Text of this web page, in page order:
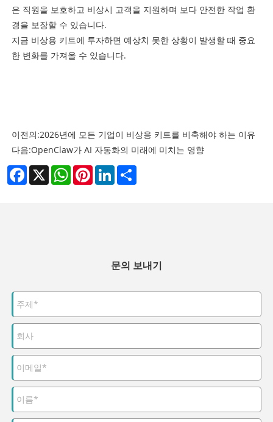
은 직원을 보호하고 비상시 고객을 지원하며 보다 안전한 작업 환
경을 보장할 수 있습니다.
지금 비상용 키트에 투자하면 예상치 못한 상황이 발생할 때 중요
한 변화를 가져올 수 있습니다.
이전의:2026년에 모든 기업이 비상용 키트를 비축해야 하는 이유
다음:OpenClaw가 AI 자동화의 미래에 미치는 영향
Facebook
X WhatsAppPinterestLinkedIn
문의 보내기